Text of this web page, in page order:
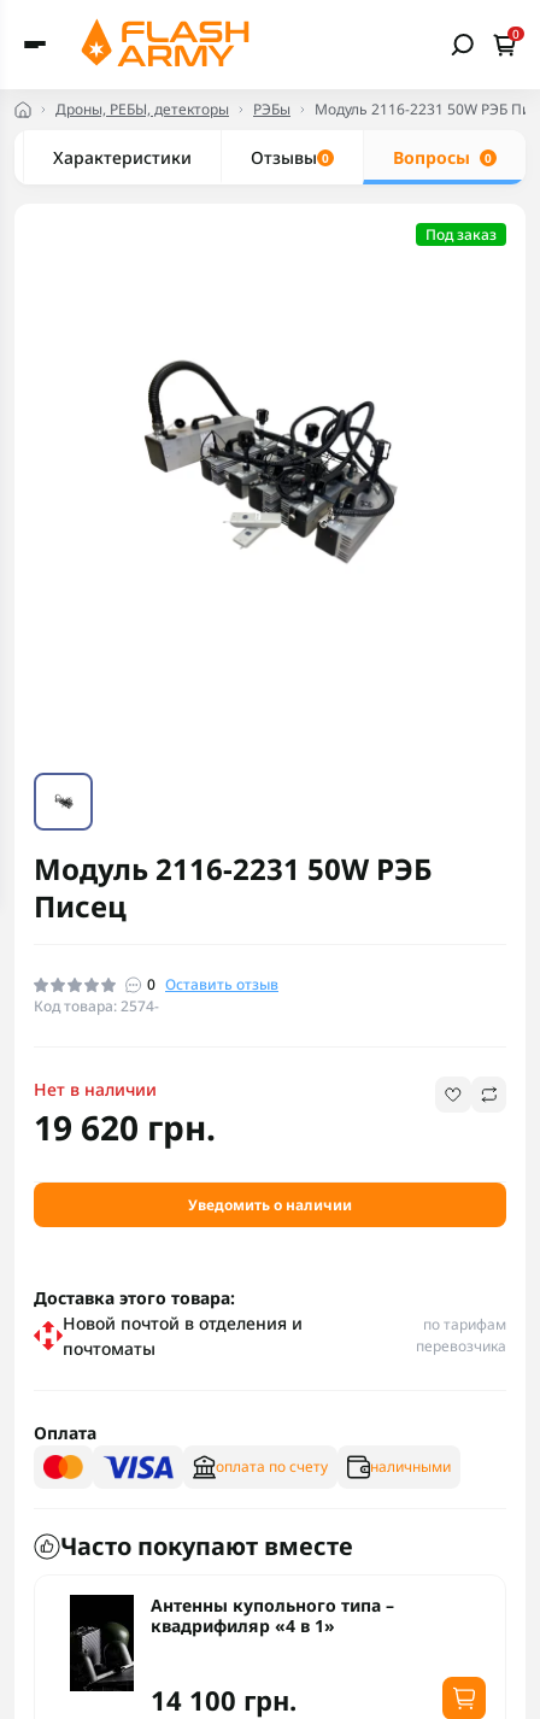
0
Дроны, РЕБЫ, детекторы РЭБы Модуль 2116-2231 50W РЭБ
Характеристики Отзывы 0 Вопросы 0
Под заказ
Модуль 2116-2231 50W РЭБ
Писец
0 Оставить отзыв
Код товара: 2574-
Нет в наличии
19 620 грн.
Уведомить о наличии
Доставка этого товара:
Новой почтой в отделения и
почтоматы
по тарифам
перевозчика
Оплата
оплата по счету наличными
Часто покупают вместе
Антенны купольного типа –
квадрифиляр «4 в 1»
14 100 грн.